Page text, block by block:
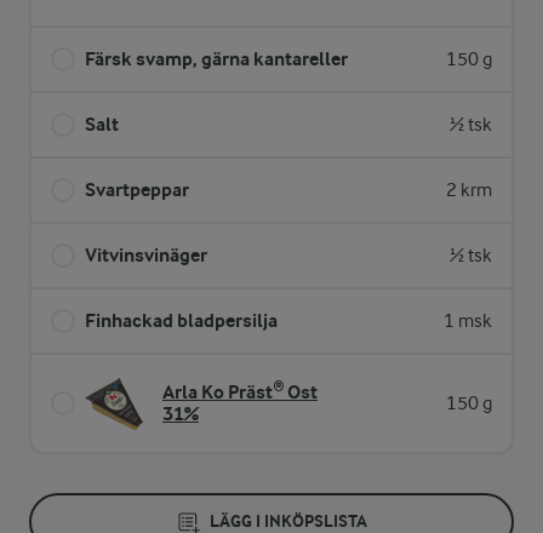
Färsk svamp, gärna kantareller 150 g
Salt ½ tsk
Svartpeppar 2 krm
Vitvinsvinäger ½ tsk
Finhackad bladpersilja 1 msk
Arla Ko Präst® Ost
31%
150 g
LÄGG I INKÖPSLISTA